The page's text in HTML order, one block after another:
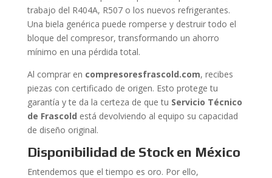
trabajo del R404A, R507 o los nuevos refrigerantes.
Una biela genérica puede romperse y destruir todo el
bloque del compresor, transformando un ahorro
mínimo en una pérdida total.
Al comprar en compresoresfrascold.com, recibes
piezas con certificado de origen. Esto protege tu
garantía y te da la certeza de que tu Servicio Técnico
de Frascold está devolviendo al equipo su capacidad
de diseño original.
Disponibilidad de Stock en México
Entendemos que el tiempo es oro. Por ello,